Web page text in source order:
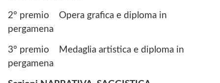
2° premio Opera grafica e diploma in
pergamena
3° premio Medaglia artistica e diploma in
pergamena